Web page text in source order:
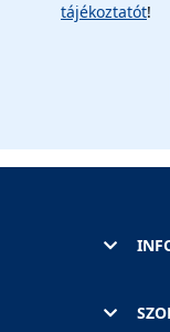
tájékoztatót!